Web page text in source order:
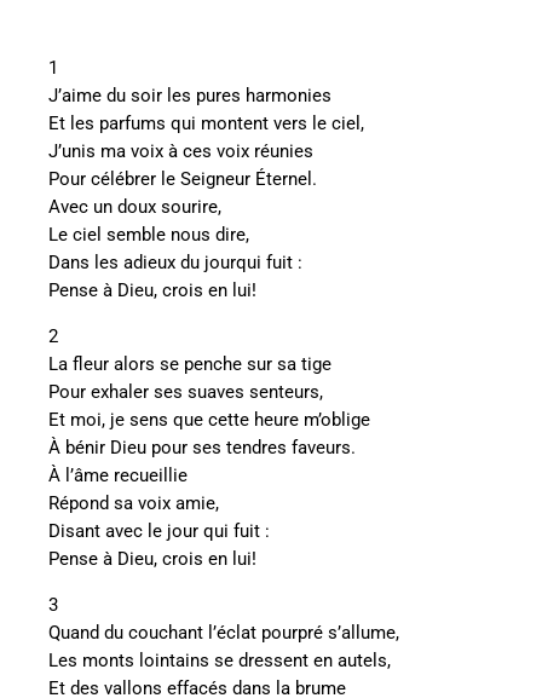
1
J’aime du soir les pures harmonies
Et les parfums qui montent vers le ciel,
J’unis ma voix à ces voix réunies
Pour célébrer le Seigneur Éternel.
Avec un doux sourire,
Le ciel semble nous dire,
Dans les adieux du jourqui fuit :
Pense à Dieu, crois en lui!
2
La fleur alors se penche sur sa tige
Pour exhaler ses suaves senteurs,
Et moi, je sens que cette heure m’oblige
À bénir Dieu pour ses tendres faveurs.
À l’âme recueillie
Répond sa voix amie,
Disant avec le jour qui fuit :
Pense à Dieu, crois en lui!
3
Quand du couchant l’éclat pourpré s’allume,
Les monts lointains se dressent en autels,
Et des vallons effacés dans la brume